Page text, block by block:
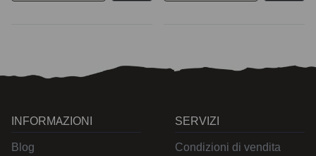
INFORMAZIONI
Blog
SERVIZI
Condizioni di vendita